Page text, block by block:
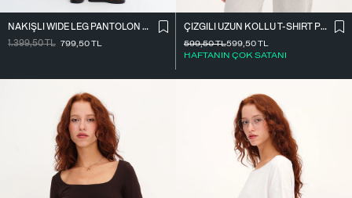
NAKIŞLI WIDE LEG PANTOLON PN01918
1.399,50TL 799,50TL
ÇIZGILI UZUN KOLLU T-SHIRT P10522
599,50TL
HAFTANIN ÇOK SATANI
599,50TL